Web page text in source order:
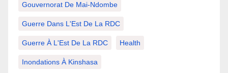
Gouvernorat De Mai-Ndombe
Guerre Dans L'Est De La RDC
Guerre À L'Est De La RDC Health
Inondations À Kinshasa